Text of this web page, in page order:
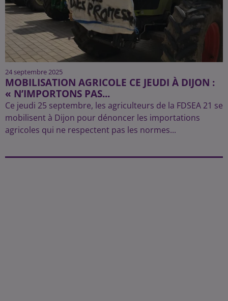
24 septembre 2025
MOBILISATION AGRICOLE CE JEUDI À DIJON :
« N’IMPORTONS PAS...
Ce jeudi 25 septembre, les agriculteurs de la FDSEA 21 se
mobilisent à Dijon pour dénoncer les importations
agricoles qui ne respectent pas les normes...